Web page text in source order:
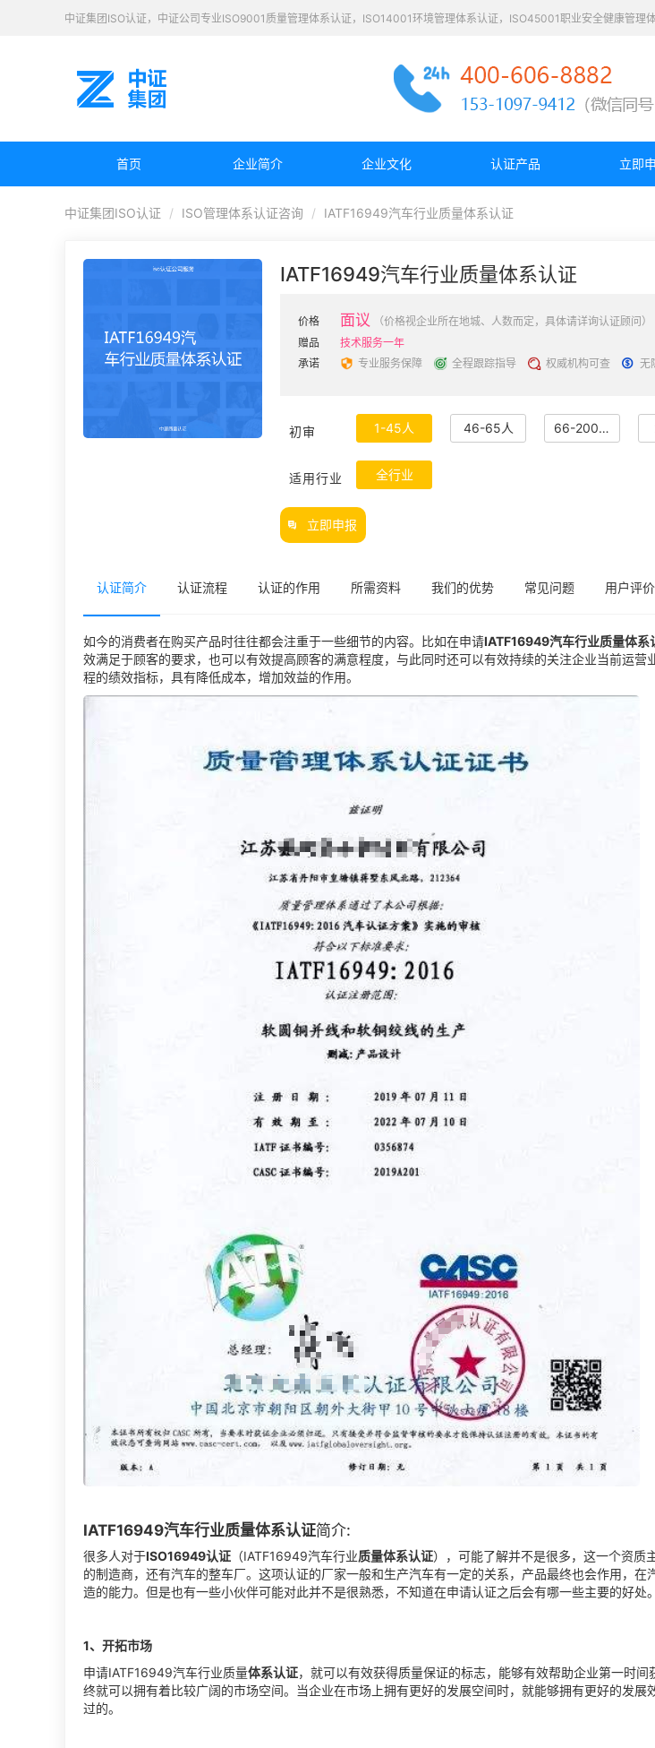
中证集团ISO认证，中证公司专业ISO9001质量管理体系认证，ISO14001环境管理体系认证，ISO45001职业安全健康管理
首页 企业简介 企业文化 认证产品 立即
中证集团ISO认证 ISO管理体系认证咨询 IATF16949汽车行业质量体系认证
IATF16949汽车行业质量体系认证
价格 面议
（价格视企业所在地城、人数而定，具体请详询认证顾问）
赠品
技术服务一年
承诺
专业服务保障 全程跟踪指导 权威机构可查 无
初审 1-45人 46-65人 66-200人
适用行业 全行业
立即申报
认证简介 认证流程 认证的作用 所需资料 我们的优势 常见问题 用户评价
如今的消费者在购买产品时往往都会注重于一些细节的内容。比如在申请IATF16949汽车行业质量体系
效满足于顾客的要求，也可以有效提高顾客的满意程度，与此同时还可以有效持续的关注企业当前运营
程的绩效指标，具有降低成本，增加效益的作用。
IATF16949汽车行业质量体系认证简介:
很多人对于ISO16949认证 （IATF16949汽车行业质量体系认证），可能了解并不是很多，这一个资质
的制造商，还有汽车的整车厂。这项认证的厂家一般和生产汽车有一定的关系，产品最终也会作用，在
造的能力。但是也有一些小伙伴可能对此并不是很熟悉，不知道在申请认证之后会有哪一些主要的好处。
1、开拓市场
申请IATF16949汽车行业质量体系认证，就可以有效获得质量保证的标志，能够有效帮助企业第一时间
终就可以拥有着比较广阔的市场空间。当企业在市场上拥有更好的发展空间时，就能够拥有更好的发展
过的。